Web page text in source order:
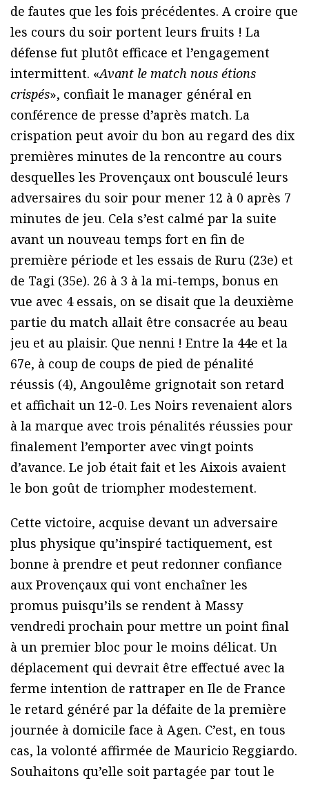
de fautes que les fois précédentes. A croire que
les cours du soir portent leurs fruits ! La
défense fut plutôt efficace et l’engagement
intermittent. «Avant le match nous étions
crispés», confiait le manager général en
conférence de presse d’après match. La
crispation peut avoir du bon au regard des dix
premières minutes de la rencontre au cours
desquelles les Provençaux ont bousculé leurs
adversaires du soir pour mener 12 à 0 après 7
minutes de jeu. Cela s’est calmé par la suite
avant un nouveau temps fort en fin de
première période et les essais de Ruru (23e) et
de Tagi (35e). 26 à 3 à la mi-temps, bonus en
vue avec 4 essais, on se disait que la deuxième
partie du match allait être consacrée au beau
jeu et au plaisir. Que nenni ! Entre la 44e et la
67e, à coup de coups de pied de pénalité
réussis (4), Angoulême grignotait son retard
et affichait un 12-0. Les Noirs revenaient alors
à la marque avec trois pénalités réussies pour
finalement l’emporter avec vingt points
d’avance. Le job était fait et les Aixois avaient
le bon goût de triompher modestement.
Cette victoire, acquise devant un adversaire
plus physique qu’inspiré tactiquement, est
bonne à prendre et peut redonner confiance
aux Provençaux qui vont enchaîner les
promus puisqu’ils se rendent à Massy
vendredi prochain pour mettre un point final
à un premier bloc pour le moins délicat. Un
déplacement qui devrait être effectué avec la
ferme intention de rattraper en Ile de France
le retard généré par la défaite de la première
journée à domicile face à Agen. C’est, en tous
cas, la volonté affirmée de Mauricio Reggiardo.
Souhaitons qu’elle soit partagée par tout le